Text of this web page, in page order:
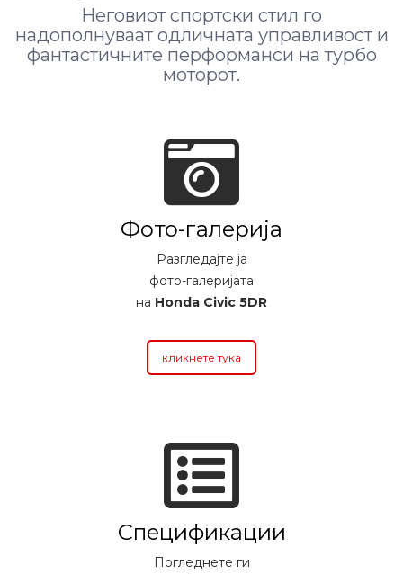
Неговиот спортски стил го
надополнуваат одличната управливост и
фантастичните перформанси на турбо
моторот.
Фото-галерија
Разгледајте ја
фото-галеријата
на Honda Civic 5DR
кликнете тука
Спецификации
Погледнете ги